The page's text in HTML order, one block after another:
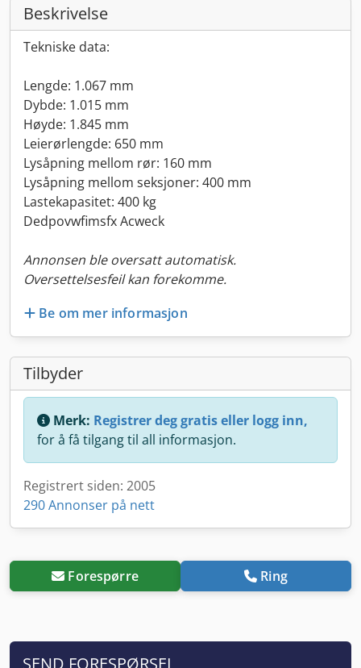
Beskrivelse
Tekniske data:
Lengde: 1.067 mm
Dybde: 1.015 mm
Høyde: 1.845 mm
Leierørlengde: 650 mm
Lysåpning mellom rør: 160 mm
Lysåpning mellom seksjoner: 400 mm
Lastekapasitet: 400 kg
Dedpovwfimsfx Acweck
Annonsen ble oversatt automatisk.
Oversettelsesfeil kan forekomme.
Be om mer informasjon
Tilbyder
Merk: Registrer deg gratis eller logg inn,
for å få tilgang til all informasjon.
Registrert siden: 2005
290 Annonser på nett
Forespørre Ring
SEND FORESPØRSEL